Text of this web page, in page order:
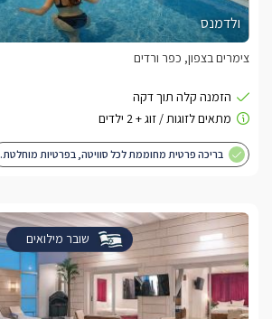
ולדמנס
צימרים בצפון, כפר ורדים
בריכה פרטית מחוממת לכל סוויטה, בפרטיות מוחלטת.
שובר מילואים